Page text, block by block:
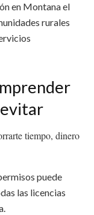
en Montana el
rurales
tiempo, dinero
puede
las licencias